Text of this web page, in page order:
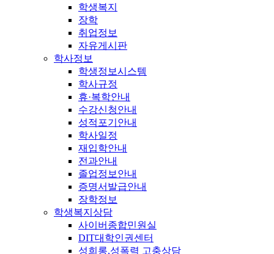
학생복지
장학
취업정보
자유게시판
학사정보
학생정보시스템
학사규정
휴·복학안내
수강신청안내
성적포기안내
학사일정
재입학안내
전과안내
졸업정보안내
증명서발급안내
장학정보
학생복지상담
사이버종합민원실
DIT대학인권센터
성희롱,성폭력 고충상담